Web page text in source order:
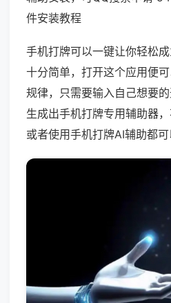
件安装教程
手机打牌可以一键让你轻松
十分简单，打开这个应用便
规律，只需要输入自己想要
生成出手机打牌专用辅助器
或者使用手机打牌AI辅助都可